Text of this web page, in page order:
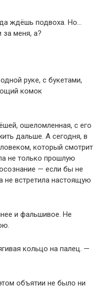
ждёшь подвоха. Но…
за меня, а?
руке, с букетами,
комок
ошеломленная, с его
дальше. А сегодня, в
который смотрит
не только прошлую
— если бы не
не встретила настоящую
и фальшивое. Не
кольцо на палец. —
объятии не было ни